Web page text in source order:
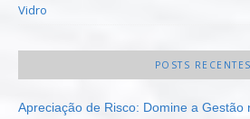
Vidro
POSTS RECENTES
Apreciação de Risco: Domine a Gestão